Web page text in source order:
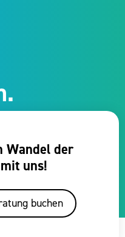
Wandel der
uns!
buchen